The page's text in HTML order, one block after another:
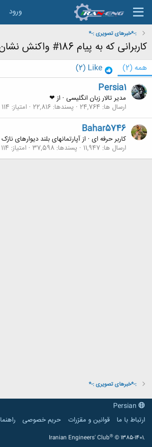
ورود
:-*خبرهای تصویری :-*
کاربرانی که به پیام 186# واکنش نشان داده اند
همه (2)
Like
(2)
Persia1
مدیر تالار زبان انگلیسی · از ❤
ارسال ها 24,764 پسندها 22,816 امتیاز 114
Bahar5746
کاربر حرفه ای · ازآپارتمانهای بلند دیوارهای نازک
ارسال ها 11,947 پسندها 37,598 امتیاز 114
:-*خبرهای تصویری :-*
ارتباط با ما
قوانین و مقرّرات حریم خصوصی راهنما
Iranian Engineers' Club® © 1385-1401.